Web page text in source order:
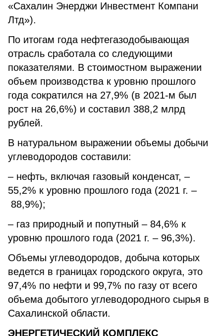
«Сахалин Энерджи Инвестмент Компани
Лтд»).
По итогам года нефтегазодобывающая
отрасль сработала со следующими
показателями. В стоимостном выражении
объем производства к уровню прошлого
года сократился на 27,9% (в 2021-м был
рост на 26,6%) и составил 388,2 млрд
рублей.
В натуральном выражении объемы добычи
углеводородов составили:
– нефть, включая газовый конденсат, –
55,2% к уровню прошлого года (2021 г. –
88,9%);
– газ природный и попутный – 84,6% к
уровню прошлого года (2021 г. – 96,3%).
Объемы углеводородов, добыча которых
ведется в границах городского округа, это
97,4% по нефти и 99,7% по газу от всего
объема добытого углеводородного сырья в
Сахалинской области.
ЭНЕРГЕТИЧЕСКИЙ КОМПЛЕКС